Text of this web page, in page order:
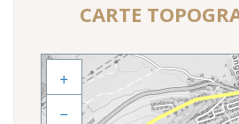
CARTE
+
−